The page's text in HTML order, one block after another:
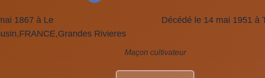
1867 à Le
Rivieres
Décédé le 14 mai 1951 à
Maçon cultivateur